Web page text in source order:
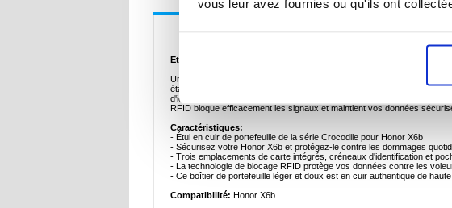
vous leur avez fournies ou qu'ils ont
Etui Portefeuille en Cuir avec RFID Série Crocodile pour Honor X6b
Un boîtier de portefeuille léger et doux avec une texture de crocodile
état. Il est composé de cuir véritable de haute qualité et de matériau
d'identification et une poche pour l'argent, idéal pour transporter vos
RFID bloque efficacement les signaux et maintient vos données
Caractéristiques:
- Étui en cuir de portefeuille de la série Crocodile pour Honor X6b
- Sécurisez votre Honor X6b et protégez-le contre les dommages
- Trois emplacements de carte intégrés, créneaux d'identification et
- La technologie de blocage RFID protège vos données contre les
- Ce boîtier de portefeuille léger et doux est en cuir authentique de
Compatibilité: Honor X6b